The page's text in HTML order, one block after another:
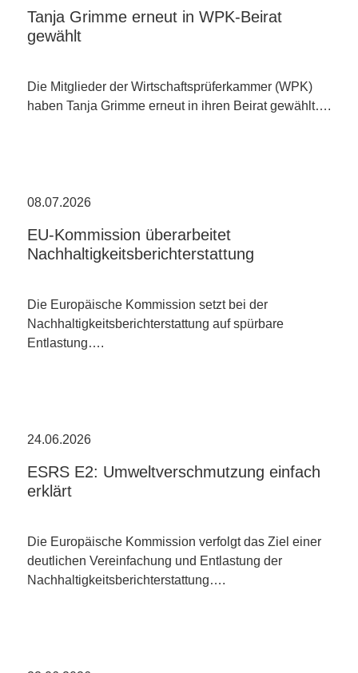
Tanja Grimme erneut in WPK-Beirat
gewählt
Die Mitglieder der Wirtschaftsprüferkammer (WPK)
haben Tanja Grimme erneut in ihren Beirat gewählt….
08.07.2026
EU-Kommission überarbeitet
Nachhaltigkeitsberichterstattung
Die Europäische Kommission setzt bei der
Nachhaltigkeitsberichterstattung auf spürbare
Entlastung….
24.06.2026
ESRS E2: Umweltverschmutzung einfach
erklärt
Die Europäische Kommission verfolgt das Ziel einer
deutlichen Vereinfachung und Entlastung der
Nachhaltigkeitsberichterstattung….